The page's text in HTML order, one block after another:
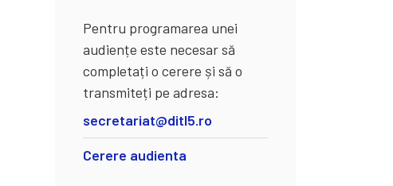
Pentru programarea unei
audiențe este necesar să
completați o cerere și să o
transmiteți pe adresa:
secretariat@ditl5.ro
Cerere audienta